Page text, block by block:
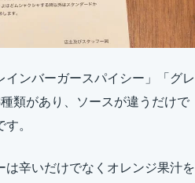
インバーガースパイシー」「グレ
類があり、ソースが違うだけで
。
は辛いだけでなくオレンジ果汁を